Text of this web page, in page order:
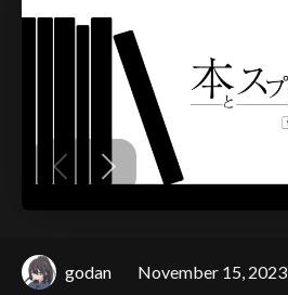
godan November 15, 2023